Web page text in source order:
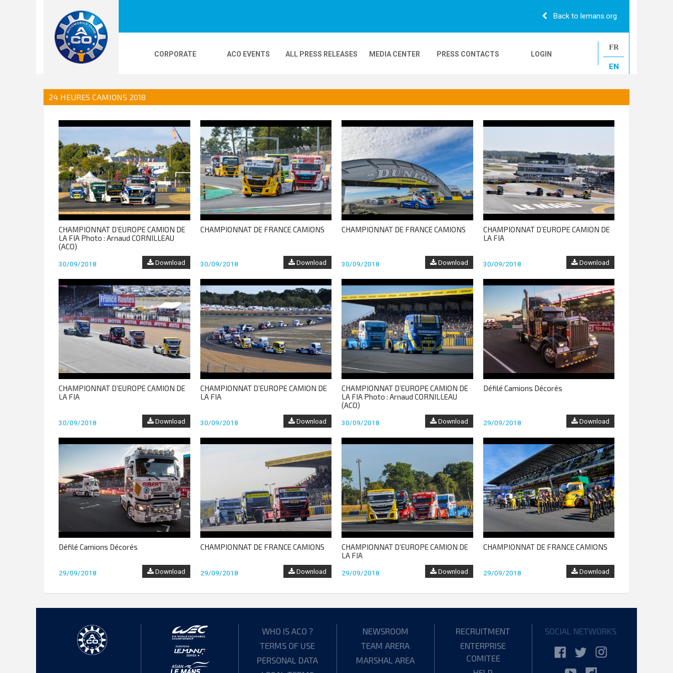
Back to lemans.org
CORPORATE ACO EVENTS
24H LE MANS
COMPLEXE KARTING GP FRANCE MOTO
ALL PRESS RELEASES MEDIA CENTER
LOGOS PHOTOS
PRESS CONTACTS LOGIN
FR
EN
24 HEURES CAMIONS 2018
CHAMPIONNAT D’EUROPE CAMION DE
LA FIA Photo : Arnaud CORNILLEAU
(ACO)
30/09/2018 Download
CHAMPIONNAT DE FRANCE CAMIONS
30/09/2018 Download
CHAMPIONNAT DE FRANCE CAMIONS
30/09/2018 Download
CHAMPIONNAT D’EUROPE CAMION DE
LA FIA
30/09/2018 Download
CHAMPIONNAT D’EUROPE CAMION DE
LA FIA
30/09/2018 Download
CHAMPIONNAT D’EUROPE CAMION DE
LA FIA
30/09/2018 Download
CHAMPIONNAT D’EUROPE CAMION DE
LA FIA Photo : Arnaud CORNILLEAU
(ACO)
30/09/2018 Download
Défilé Camions Décorés
29/09/2018 Download
Défilé Camions Décorés
29/09/2018 Download
CHAMPIONNAT DE FRANCE CAMIONS
29/09/2018 Download
CHAMPIONNAT D’EUROPE CAMION DE
LA FIA
29/09/2018 Download
CHAMPIONNAT DE FRANCE CAMIONS
29/09/2018 Download
WHO IS ACO ?
TERMS OF USE
PERSONAL DATA
NEWSROOM
TEAM ARERA
MARSHAL AREA
RECRUITMENT
ENTERPRISE
COMITEE
SOCIAL NETWORKS